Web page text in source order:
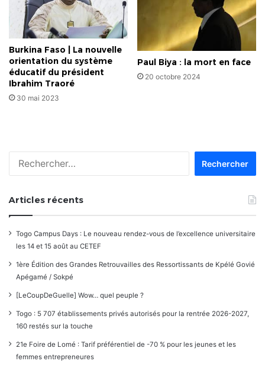
Burkina Faso | La nouvelle
orientation du système
éducatif du président
Ibrahim Traoré
30 mai 2023
Paul Biya : la mort en face
20 octobre 2024
Articles récents
Togo Campus Days : Le nouveau rendez-vous de l’excellence universitaire
les 14 et 15 août au CETEF
1ère Édition des Grandes Retrouvailles des Ressortissants de Kpélé Govié
Apégamé / Sokpé
[LeCoupDeGuelle] Wow… quel peuple ?
Togo : 5 707 établissements privés autorisés pour la rentrée 2026-2027,
160 restés sur la touche
21e Foire de Lomé : Tarif préférentiel de -70 % pour les jeunes et les
femmes entrepreneures